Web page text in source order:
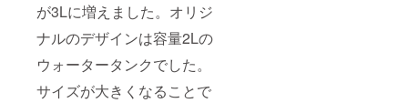
が3Lに増えました。オリジ
ナルのデザインは容量2Lの
ウォータータンクでした。
サイズが大きくなることで